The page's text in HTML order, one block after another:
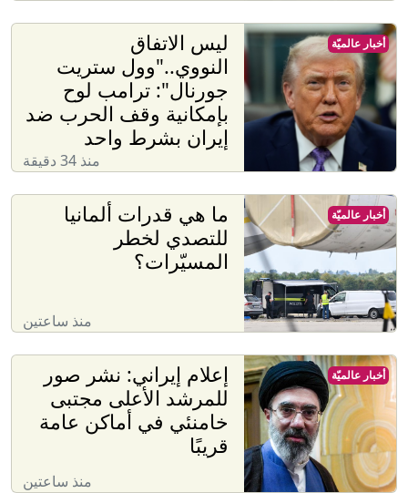
ليس الاتفاق
النووي.."وول ستريت
جورنال": ترامب لوح
بإمكانية وقف الحرب ضد
إيران بشرط واحد
منذ 34 دقيقة
أخبار عالميّة
ما هي قدرات ألمانيا
للتصدي لخطر
المسيّرات؟
منذ ساعتين
أخبار عالميّة
إعلام إيراني: نشر صور
للمرشد الأعلى مجتبى
خامنئي في أماكن عامة
قريبًا
منذ ساعتين
أخبار عالميّة